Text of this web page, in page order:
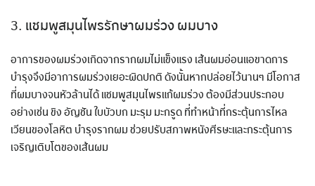
3. แชมพูสมุนไพรรักษาผมร่วง ผมบาง
อาการของผมร่วงเกิดจากรากผมไม่แข็งแรง เส้นผมอ่อนแอขาดการ
บำรุงจึงมีอาการผมร่วงเยอะผิดปกติ ดังนั้นหากปล่อยไว้นานๆ มีโอกาส
ที่ผมบางจนหัวล้านได้ แชมพูสมุนไพรแก้ผมร่วง ต้องมีส่วนประกอบ
อย่างเช่น ขิง อัญชัน ใบบัวบก มะรุม มะกรูด ที่ทำหน้าที่กระตุ้นการไหล
เวียนของโลหิต บำรุงรากผม ช่วยปรับสภาพหนังศีรษะและกระตุ้นการ
เจริญเติบโตของเส้นผม